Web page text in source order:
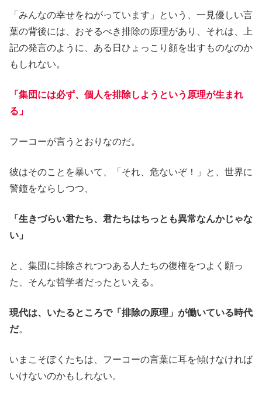
「みんなの幸せをねがっています」という、一見優しい言
葉の背後には、おそるべき排除の原理があり、それは、上
記の発言のように、ある日ひょっこり顔を出すものなのか
もしれない。
「集団には必ず、個人を排除しようという原理が生まれ
る」
フーコーが言うとおりなのだ。
彼はそのことを暴いて、「それ、危ないぞ！」と、世界に
警鐘をならしつつ、
「生きづらい君たち、君たちはちっとも異常なんかじゃな
い」
と、集団に排除されつつある人たちの復権をつよく願っ
た、そんな哲学者だったといえる。
現代は、いたるところで「排除の原理」が働いている時代
だ。
いまこそぼくたちは、フーコーの言葉に耳を傾けなければ
いけないのかもしれない。